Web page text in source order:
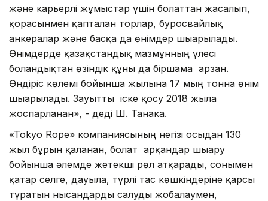
және карьерлі жұмыстар үшін болаттан жасалып,
қорғасынмен қапталған торлар, буросвайлық
анкералар және басқа да өнімдер шығарылады.
Өнімдерде қазақстандық мазмұнның үлесі
болғандықтан өзіндік құны да біршама арзан.
Өндіріс көлемі бойынша жылына 17 мың тонна өнім
шығарылады. Зауытты іске қосу 2018 жылға
жоспарланған», - деді Ш. Танака.
«Tokyo Rope» компаниясының негізі осыдан 130
жыл бұрын қаланған, болат арқандар шығару
бойынша әлемде жетекші рөл атқарады, сонымен
қатар селге, дауылға, түрлі тас көшкіндеріне қарсы
түратын нысандарды салуды жобалаумен,